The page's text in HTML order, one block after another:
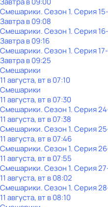
Смешарики. Сезон 1. Серия
Завтра в 09:08
Смешарики. Сезон 1. Серия
Завтра в 09:16
Смешарики. Сезон 1. Серия
Завтра в 09:25
Смешарики
11 августа, вт в 07:10
Смешарики
11 августа, вт в 07:30
Смешарики. Сезон 1. Серия
11 августа, вт в 07:38
Смешарики. Сезон 1. Серия
11 августа, вт в 07:46
Смешарики. Сезон 1. Серия
11 августа, вт в 07:55
Смешарики. Сезон 1. Серия
11 августа, вт в 08:02
Смешарики. Сезон 1. Серия
11 августа, вт в 08:10